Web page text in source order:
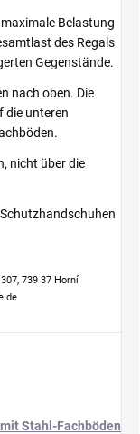
Belastung
des Regals
Gegenstände.
nach oben. Die
die unteren
nicht über die
739 37 Horní
Stahl-Fachböden